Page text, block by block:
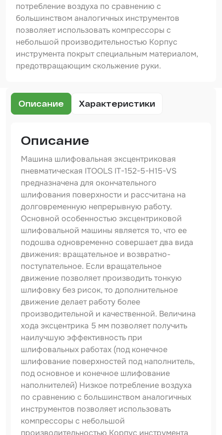
Набор для вклейки стёкол
потребление воздуха по сравнению с
большинством аналогичных инструментов
позволяет использовать компрессоры с
небольшой производительностью Корпус
инструмента покрыт специальным материалом,
предотвращающим скольжение руки.
Описание Характеристики
Описание
Машина шлифовальная эксцентриковая
пневматическая ITOOLS IT-152-5-H15-VS
предназначена для окончательного
шлифования поверхности и рассчитана на
долговременную непрерывную работу.
Основной особенностью эксцентриковой
шлифовальной машины является то, что ее
подошва одновременно совершает два вида
движения: вращательное и возвратно-
поступательное. Если вращательное
движение позволяет производить тонкую
шлифовку без рисок, то дополнительное
движение делает работу более
производительной и качественной. Величина
хода эксцентрика 5 мм позволяет получить
наилучшую эффективность при
шлифовальных работах (под конечное
шлифование поверхностей под наполнитель,
под основное и конечное шлифование
наполнителей) Низкое потребление воздуха
по сравнению с большинством аналогичных
инструментов позволяет использовать
компрессоры с небольшой
производительностью Корпус инструмента